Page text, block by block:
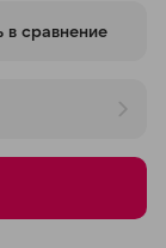
в сравнение